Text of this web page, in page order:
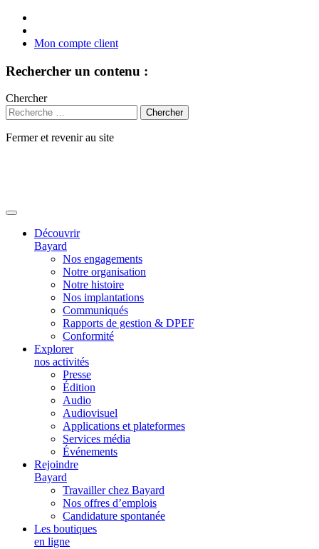
Mon compte client
Rechercher un contenu :
Chercher
Fermer et revenir au site
Découvrir
Bayard
Nos engagements
Notre organisation
Notre histoire
Nos implantations
Communiqués
Rapports de gestion & DPEF
Conformité
Explorer
nos activités
Presse
Édition
Audio
Audiovisuel
Applications et plateformes
Services média
Événements
Rejoindre
Bayard
Travailler chez Bayard
Nos offres d’emplois
Candidature spontanée
Les boutiques
en ligne